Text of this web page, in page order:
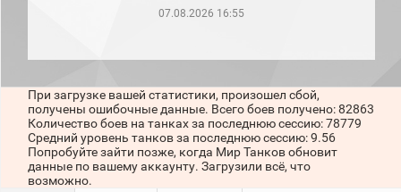
месяц)
игроков
последние
сессии)
07.08.2026 16:55
При загрузке вашей статистики, произошел сбой,
получены ошибочные данные. Всего боев получено: 82863
Количество боев на танках за последнюю сессию: 78779
Средний уровень танков за последнюю сессию: 9.56
Попробуйте зайти позже, когда Мир Танков обновит
данные по вашему аккаунту. Загрузили всё, что
возможно.